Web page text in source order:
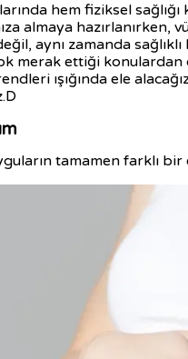
hem fiziksel
almaya hazırlanırken,
aynı zamanda
merak ettiği
ışığında ele
tamamen farklı